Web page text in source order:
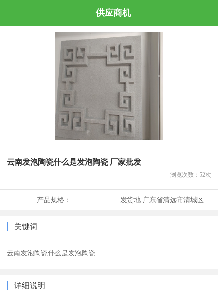
供应商机
云南发泡陶瓷什么是发泡陶瓷 厂家批发
浏览次数： 52次
产品规格： 发货地:广东省清远市清城区
关键词
云南发泡陶瓷什么是发泡陶瓷
详细说明